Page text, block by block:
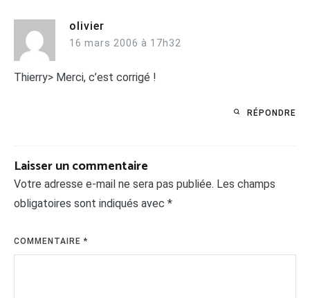
olivier
16 mars 2006 à 17h32
Thierry> Merci, c’est corrigé !
RÉPONDRE
Laisser un commentaire
Votre adresse e-mail ne sera pas publiée. Les champs
obligatoires sont indiqués avec *
COMMENTAIRE*